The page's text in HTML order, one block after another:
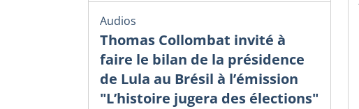
Audios
Thomas Collombat invité à
faire le bilan de la présidence
de Lula au Brésil à l’émission
"L’histoire jugera des élections"